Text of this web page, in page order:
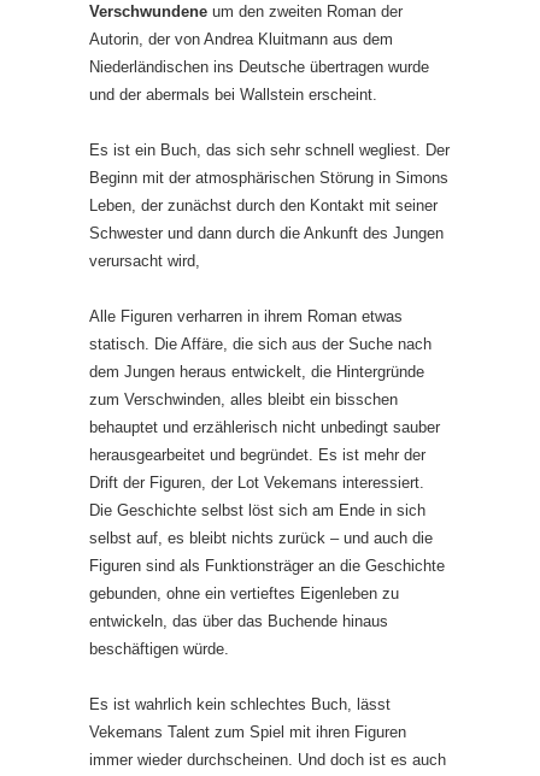
Verschwundene um den zweiten Roman der
Autorin, der von Andrea Kluitmann aus dem
Niederländischen ins Deutsche übertragen wurde
und der abermals bei Wallstein erscheint.
Es ist ein Buch, das sich sehr schnell wegliest. Der
Beginn mit der atmosphärischen Störung in Simons
Leben, der zunächst durch den Kontakt mit seiner
Schwester und dann durch die Ankunft des Jungen
verursacht wird,
Alle Figuren verharren in ihrem Roman etwas
statisch. Die Affäre, die sich aus der Suche nach
dem Jungen heraus entwickelt, die Hintergründe
zum Verschwinden, alles bleibt ein bisschen
behauptet und erzählerisch nicht unbedingt sauber
herausgearbeitet und begründet. Es ist mehr der
Drift der Figuren, der Lot Vekemans interessiert.
Die Geschichte selbst löst sich am Ende in sich
selbst auf, es bleibt nichts zurück – und auch die
Figuren sind als Funktionsträger an die Geschichte
gebunden, ohne ein vertieftes Eigenleben zu
entwickeln, das über das Buchende hinaus
beschäftigen würde.
Es ist wahrlich kein schlechtes Buch, lässt
Vekemans Talent zum Spiel mit ihren Figuren
immer wieder durchscheinen. Und doch ist es auch